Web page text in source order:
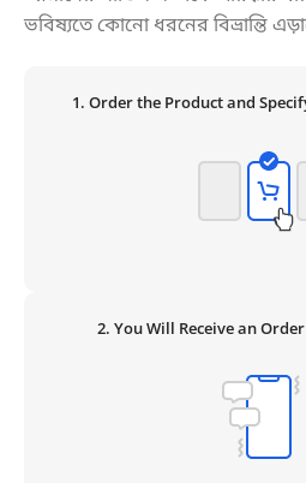
ভবিষ্যতে কোনো ধরনের বিভ্রান্তি
1. Order the Product and
2. You Will Receive an